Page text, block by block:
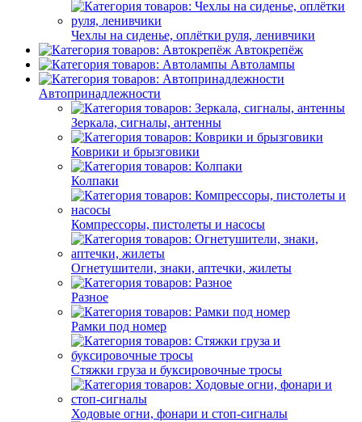
Чехлы на сиденье, оплётки руля, ленивчики
Автокрепёж
Автолампы
Автопринадлежности
Зеркала, сигналы, антенны
Коврики и брызговики
Колпаки
Компрессоры, пистолеты и насосы
Огнетушители, знаки, аптечки, жилеты
Разное
Рамки под номер
Стяжки груза и буксировочные тросы
Ходовые огни, фонари и стоп-сигналы